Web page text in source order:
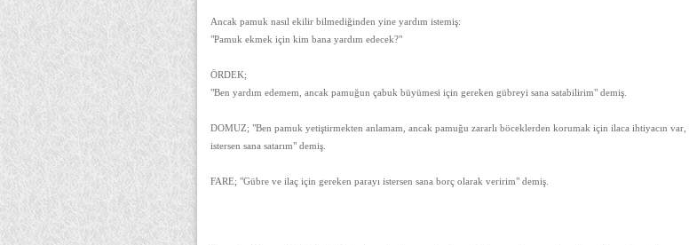
Ancak pamuk nasıl ekilir bilmediğinden yine yardım istemiş:
"Pamuk ekmek için kim bana yardım edecek?"
ÖRDEK;
"Ben yardım edemem, ancak pamuğun çabuk büyümesi için gereken gübreyi sana satabilirim" demiş.
DOMUZ; "Ben pamuk yetiştirmekten anlamam, ancak pamuğu zararlı böceklerden korumak için ilaca ihtiyacın var,
istersen sana satarım" demiş.
FARE; "Gübre ve ilaç için gereken parayı istersen sana borç olarak veririm" demiş.